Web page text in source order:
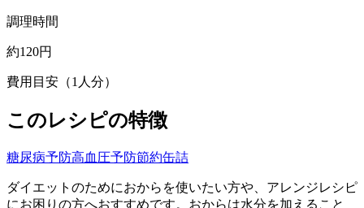
調理時間
約120円
費用目安（1人分）
このレシピの特徴
糖尿病予防高血圧予防節約缶詰
ダイエットのためにおからを使いたい方や、アレンジレシピ
にお困りの方へおすすめです。おからは水分を加えること